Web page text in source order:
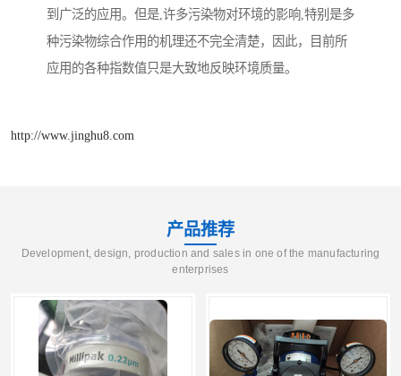
到广泛的应用。但是,许多污染物对环境的影响,特别是多
种污染物综合作用的机理还不完全清楚，因此，目前所
应用的各种指数值只是大致地反映环境质量。
http://www.jinghu8.com
产品推荐
Development, design, production and sales in one of the manufacturing
enterprises